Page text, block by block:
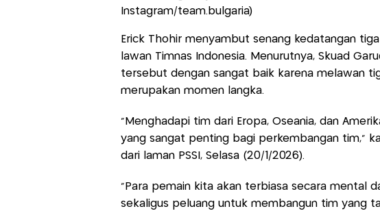
Instagram/team.bulgaria)
Erick Thohir menyambut senang kedatangan
lawan Timnas Indonesia. Menurutnya, Skuad
tersebut dengan sangat baik karena melawan
merupakan momen langka.
"Menghadapi tim dari Eropa, Oseania, dan
yang sangat penting bagi perkembangan tim,”
dari laman PSSI, Selasa (20/1/2026).
“Para pemain kita akan terbiasa secara mental
sekaligus peluang untuk membangun tim yang